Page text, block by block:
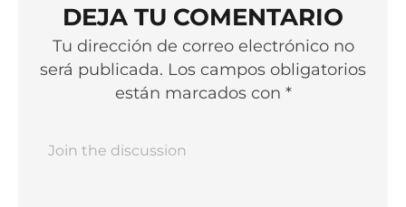
DEJA TU COMENTARIO
Tu dirección de correo electrónico no
será publicada. Los campos obligatorios
están marcados con *